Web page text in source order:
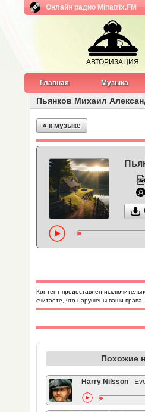
Онлайн радио Minatrix.FM
АВТОРИЗАЦИЯ
Главная Музыка
Пьянков Михаил
« к музыке
Контент предоставлен
считаете, что нарушены ваши права,
Похожие
Harry Nilsson -